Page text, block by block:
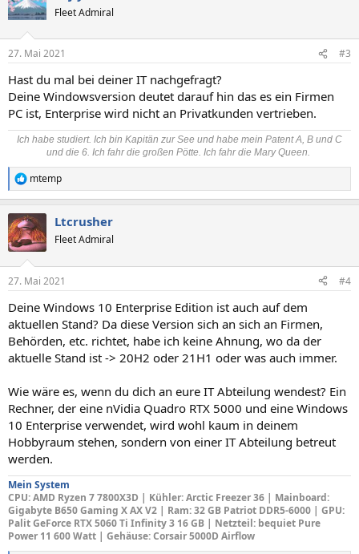
t
i
e
:
Fleet Admiral
27. Mai 2021 #3
Hast du mal bei deiner IT nachgefragt?
Deine Windowsversion deutet darauf hin das es ein Firmen
PC ist, Enterprise wird nicht an Privatkunden vertrieben.
Ich habe studiert. Ich bin Kapitän zur See und habe mein Patent A, B und C
und die 6. Ich fahr die großen Pötte. Ich fahr die Mary Queen.
R
e
k
t
i
e
:
mtemp
Ltcrusher
Fleet Admiral
27. Mai 2021 #4
Deine Windows 10 Enterprise Edition ist auch auf dem
aktuellen Stand? Da diese Version sich an sich an Firmen,
Behörden, etc. richtet, habe ich keine Ahnung, wo da der
aktuelle Stand ist -> 20H2 oder 21H1 oder was auch immer.
Wie wäre es, wenn du dich an eure IT Abteilung wendest? Ein
Rechner, der eine nVidia Quadro RTX 5000 und eine Windows
10 Enterprise verwendet, wird wohl kaum in deinem
Hobbyraum stehen, sondern von einer IT Abteilung betreut
werden.
Mein System
CPU: AMD Ryzen 7 7800X3D | Kühler: Arctic Freezer 36 | Mainboard:
Gigabyte B650 Gaming X AX V2 | Ram: 32 GB Patriot DDR5-6000 | GPU:
Palit GeForce RTX 5060 Ti Infinity 3 16 GB | Netzteil: bequiet Pure
Power 11 600 Watt | Gehäuse: Corsair 5000D Airflow